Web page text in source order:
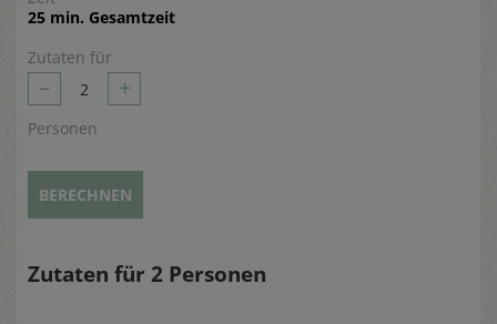
25 min. Gesamtzeit
Zutaten für
– 2 +
Personen
BERECHNEN
Zutaten für 2 Personen